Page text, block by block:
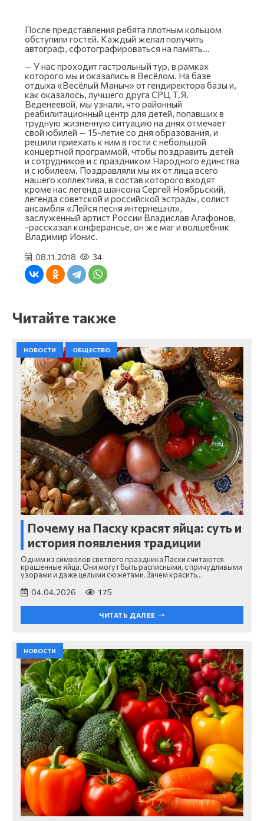
После представления ребята плотным кольцом
обступили гостей. Каждый желал получить
автограф, сфотографироваться на память…
— У нас проходит гастрольный тур, в рамках
которого мы и оказались в Весёлом. На базе
отдыха «Весёлый Маныч» от гендиректора базы и,
как оказалось, лучшего друга СРЦ Т.Я.
Веденеевой, мы узнали, что районный
реабилитационный центр для детей, попавших в
трудную жизненную ситуацию на днях отмечает
свой юбилей — 15-летие со дня образования, и
решили приехать к ним в гости с небольшой
концертной программой, чтобы поздравить детей
и сотрудников и с праздником Народного единства
и с юбилеем. Поздравляли мы их от лица всего
нашего коллектива, в состав которого входят
кроме нас легенда шансона Сергей Ноябрьский,
легенда советской и российской эстрады, солист
ансамбля «Лейся песня интернешнл»,
заслуженный артист России Владислав Агафонов,
-рассказал конферансье, он же маг и волшебник
Владимир Ионис.
08.11.2018 34
Читайте также
НОВОСТИ ОБЩЕСТВО
Почему на Пасху красят яйца: суть и
история появления традиции
Одним из символов светлого праздника Пасхи считаются
крашенные яйца. Они могут быть расписными, с причудливыми
узорами и даже целыми сюжетами. Зачем красить…
04.04.2026 175
ЧИТАТЬ ДАЛЕЕ
НОВОСТИ